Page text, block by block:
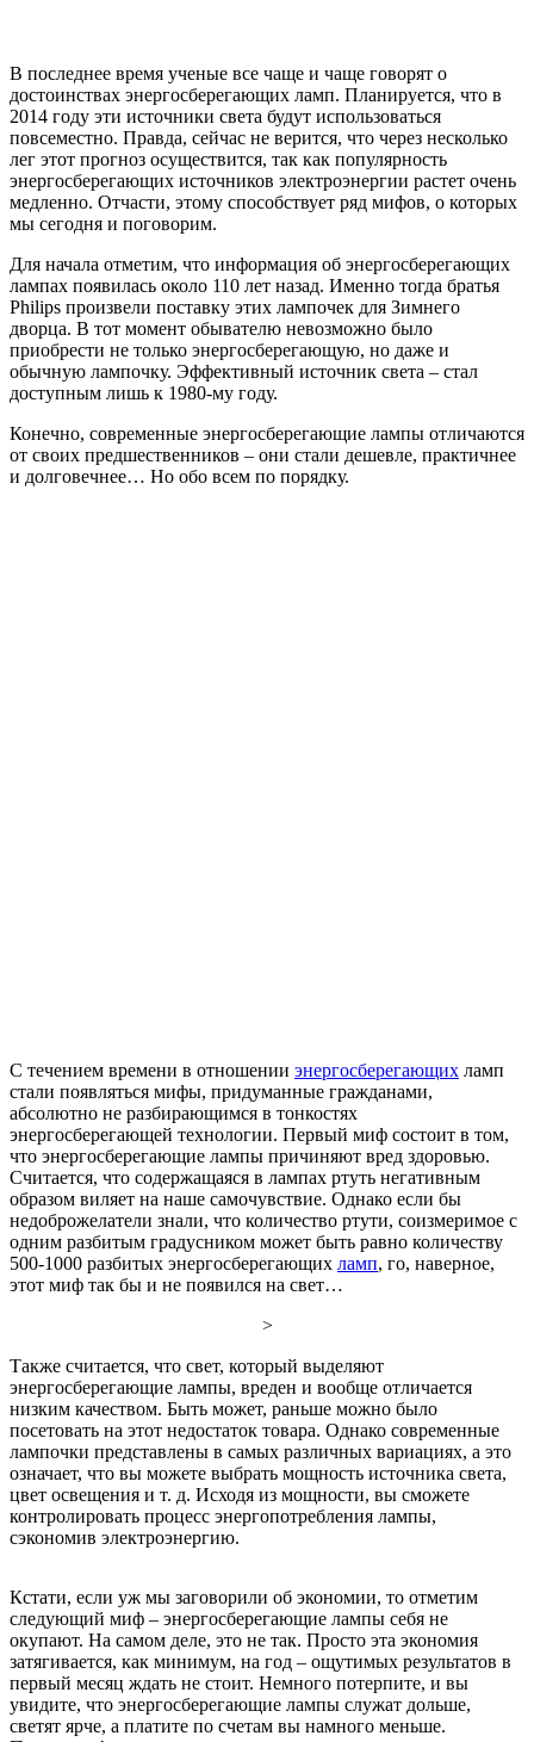
В последнее время ученые все чаще и чаще говорят о
достоинствах энергосберегающих ламп. Планируется, что в
2014 году эти источники света будут использоваться
повсеместно. Правда, сейчас не верится, что через несколько
лег этот прогноз осуществится, так как популярность
энергосберегающих источников электроэнергии растет очень
медленно. Отчасти, этому способствует ряд мифов, о которых
мы сегодня и поговорим.
Для начала отметим, что информация об энергосберегающих
лампах появилась около 110 лет назад. Именно тогда братья
Philips произвели поставку этих лампочек для Зимнего
дворца. В тот момент обывателю невозможно было
приобрести не только энергосберегающую, но даже и
обычную лампочку. Эффективный источник света – стал
доступным лишь к 1980-му году.
Конечно, современные энергосберегающие лампы отличаются
от своих предшественников – они стали дешевле, практичнее
и долговечнее… Но обо всем по порядку.
С течением времени в отношении энергосберегающих ламп
стали появляться мифы, придуманные гражданами,
абсолютно не разбирающимся в тонкостях
энергосберегающей технологии. Первый миф состоит в том,
что энергосберегающие лампы причиняют вред здоровью.
Считается, что содержащаяся в лампах ртуть негативным
образом виляет на наше самочувствие. Однако если бы
недоброжелатели знали, что количество ртути, соизмеримое с
одним разбитым градусником может быть равно количеству
500-1000 разбитых энергосберегающих ламп, го, наверное,
этот миф так бы и не появился на свет…
>
Также считается, что свет, который выделяют
энергосберегающие лампы, вреден и вообще отличается
низким качеством. Быть может, раньше можно было
посетовать на этот недостаток товара. Однако современные
лампочки представлены в самых различных вариациях, а это
означает, что вы можете выбрать мощность источника света,
цвет освещения и т. д. Исходя из мощности, вы сможете
контролировать процесс энергопотребления лампы,
сэкономив электроэнергию.
Кстати, если уж мы заговорили об экономии, то отметим
следующий миф – энергосберегающие лампы себя не
окупают. На самом деле, это не так. Просто эта экономия
затягивается, как минимум, на год – ощутимых результатов в
первый месяц ждать не стоит. Немного потерпите, и вы
увидите, что энергосберегающие лампы служат дольше,
светят ярче, а платите по счетам вы намного меньше.